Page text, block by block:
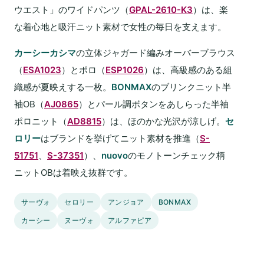
ウエスト」のワイドパンツ（GPAL-2610-K3）は、楽
な着心地と吸汗ニット素材で女性の毎日を支えます。
カーシーカシマの立体ジャガード編みオーバーブラウス
（ESA1023）とポロ（ESP1026）は、高級感のある組
織感が夏映えする一枚。 BONMAXのブリンクニット半
袖OB（AJ0865）とパール調ボタンをあしらった半袖
ポロニット（AD8815）は、ほのかな光沢が涼しげ。 セ
ロリーはブランドを挙げてニット素材を推進（S-
51751
S-37351）、 nuovoのモノトーンチェック柄
ニットOBは着映え抜群です。
サーヴォ セロリー アンジョア BONMAX
カーシー ヌーヴォ アルファピア